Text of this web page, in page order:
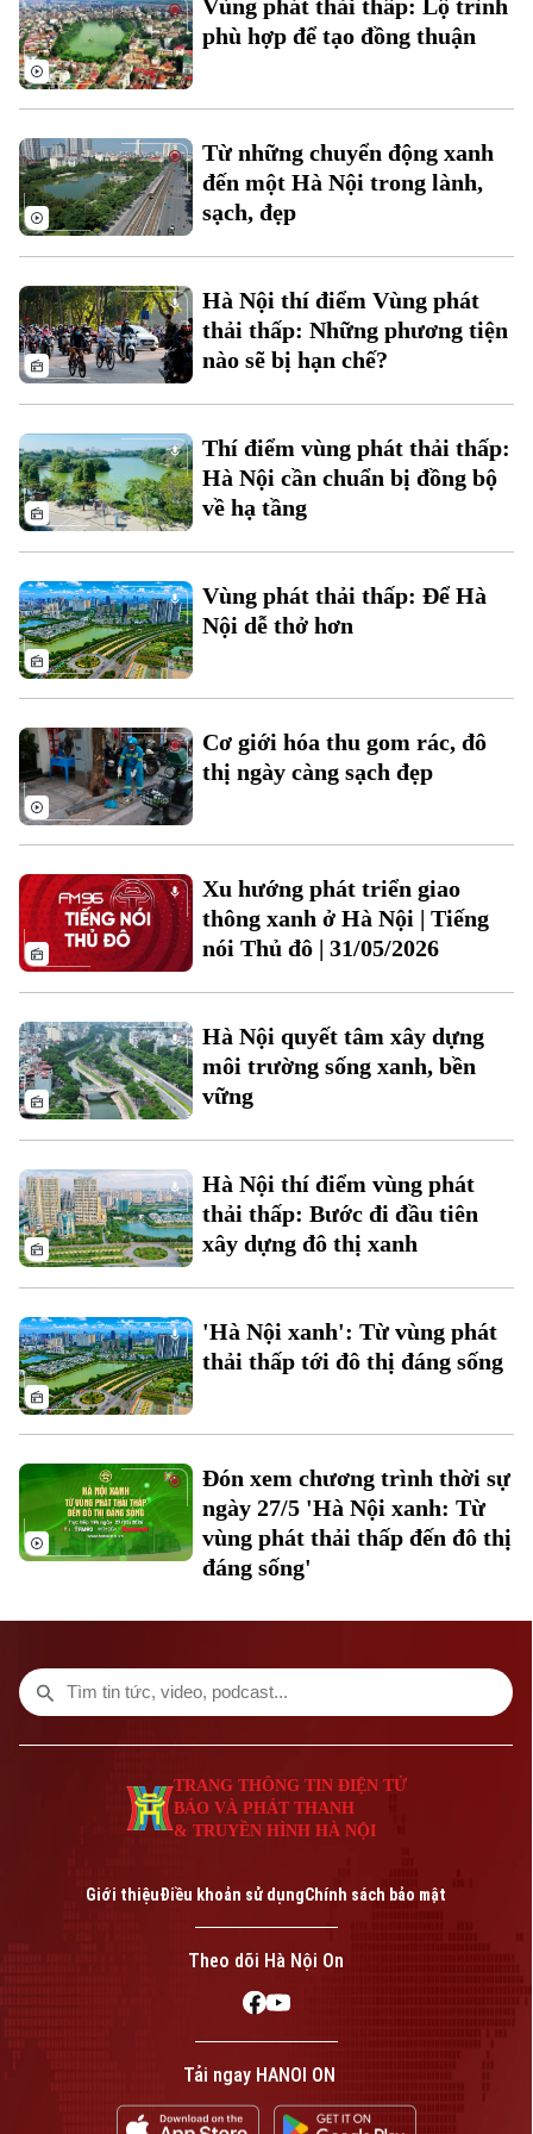
Theo dõi Hà Nội On
Đất đai
Kinh nghiệm
Xe máy
Thị trường
Đánh giá
Tuyển sinh
Tin tức
Làng nghề
Di tích
Sức khỏe
Dinh dưỡng
Tư vấn sức khỏe
Thể thao
Bóng đá
Golf
Giải trí
Tin tức
Sao
Điện ảnh
Âm nhạc
Tòa soạn
0865.116.699 (hotline)
Tòa soạn
0865.116.699
TRANG THÔNG TIN ĐIỆN TỬ
Số 3-5 Huỳnh Thúc Kháng-Phường Láng-Hà Nội
Phó Giám đốc: Nguyễn Kim Khiêm, Nguyễn Minh Đức, Nguyễn Thành Lợi
Vùng phát thải thấp: Lộ trình
phù hợp để tạo đồng thuận
Từ những chuyển động xanh
đến một Hà Nội trong lành,
sạch, đẹp
Hà Nội thí điểm Vùng phát
thải thấp: Những phương tiện
nào sẽ bị hạn chế?
Thí điểm vùng phát thải thấp:
Hà Nội cần chuẩn bị đồng bộ
về hạ tầng
Vùng phát thải thấp: Để Hà
Nội dễ thở hơn
Cơ giới hóa thu gom rác, đô
thị ngày càng sạch đẹp
Xu hướng phát triển giao
thông xanh ở Hà Nội | Tiếng
nói Thủ đô | 31/05/2026
Hà Nội quyết tâm xây dựng
môi trường sống xanh, bền
vững
Hà Nội thí điểm vùng phát
thải thấp: Bước đi đầu tiên
xây dựng đô thị xanh
'Hà Nội xanh': Từ vùng phát
thải thấp tới đô thị đáng sống
Đón xem chương trình thời sự
ngày 27/5 'Hà Nội xanh: Từ
vùng phát thải thấp đến đô thị
đáng sống'
TRANG THÔNG TIN ĐIỆN TỬ
BÁO VÀ PHÁT THANH
& TRUYỀN HÌNH HÀ NỘI
Giới thiệuĐiều khoản sử dụngChính sách bảo mật
Theo dõi Hà Nội On
Tải ngay HANOI ON